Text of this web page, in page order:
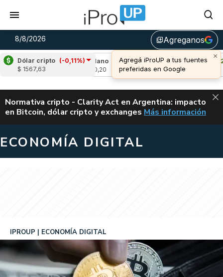
8/8/2026 library_addAgreganos
×
Agregá iProUP a tus fuentes
preferidas en Google
Dólar cripto (-0,11%)
$ 1567,63
Cardano
(-1,33%)
Avalanche
u$s 6,55
ALERTA
Normativa cripto - Clarity Act en Argentina: impacto
en Bitcoin, dólar cripto y exchanges CLARITY ACT EN
Más información
ECONOMÍA DIGITAL
IPROUP ECONOMÍA DIGITAL